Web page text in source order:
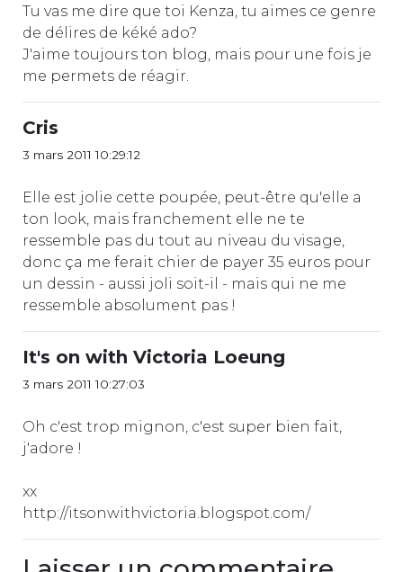
Tu vas me dire que toi Kenza, tu aimes ce genre
de délires de kéké ado?
J'aime toujours ton blog, mais pour une fois je
me permets de réagir.
Cris
3 mars 2011 10:29:12
Elle est jolie cette poupée, peut-être qu'elle a
ton look, mais franchement elle ne te
ressemble pas du tout au niveau du visage,
donc ça me ferait chier de payer 35 euros pour
un dessin - aussi joli soit-il - mais qui ne me
ressemble absolument pas !
It's on with Victoria Loeung
3 mars 2011 10:27:03
Oh c'est trop mignon, c'est super bien fait,
j'adore !
xx
http://itsonwithvictoria.blogspot.com/